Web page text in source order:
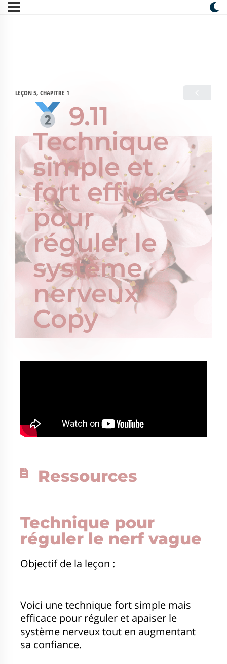
LEÇON 5, CHAPITRE 1
9.11
Technique
simple et
fort efficace
pour
réguler le
système
nerveux
Copy
Ressources
Technique pour
réguler le nerf vague
Objectif de la leçon :
Voici une technique fort simple mais
efficace pour réguler et apaiser le
système nerveux tout en augmentant
sa confiance.